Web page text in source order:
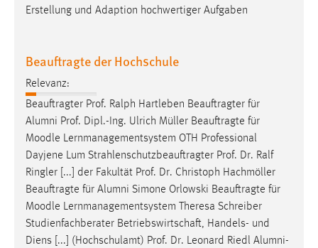
Erstellung und Adaption hochwertiger Aufgaben
Beauftragte der Hochschule
Relevanz:
Beauftragter Prof. Ralph Hartleben Beauftragter für
Alumni Prof. Dipl.-Ing. Ulrich Müller Beauftragte für
Moodle Lernmanagementsystem OTH Professional
Dayjene Lum Strahlenschutzbeauftragter Prof. Dr. Ralf
Ringler [...] der Fakultät Prof. Dr. Christoph Hachmöller
Beauftragte für Alumni Simone Orlowski Beauftragte für
Moodle Lernmanagementsystem Theresa Schreiber
Studienfachberater Betriebswirtschaft, Handels- und
Diens [...] (Hochschulamt) Prof. Dr. Leonard Riedl Alumni-
Marketing Cookies werden von Drittanbietern
verwendet, um personalisierte Werbung anzuzeigen.
Sie tun dies, indem sie Besucher über Websites
hinweg verfolgen.
Google Ads
Name:
_gcl_au
Anbieter:
Google Ireland Limited